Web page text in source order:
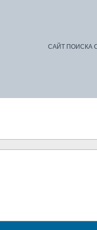
САЙТ ПОИСКА